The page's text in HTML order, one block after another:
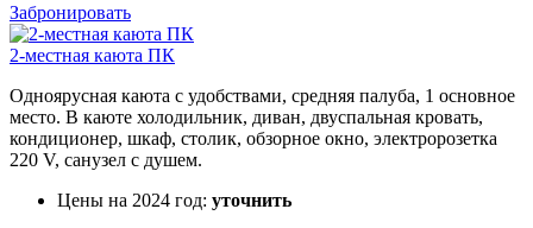
Забронировать
2-местная каюта ПК
Одноярусная каюта с удобствами, средняя палуба, 1 основное
место. В каюте холодильник, диван, двуспальная кровать,
кондиционер, шкаф, столик, обзорное окно, электророзетка
220 V, санузел с душем.
Цены на 2024 год: уточнить